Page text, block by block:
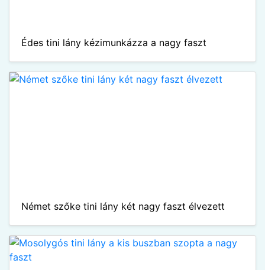
Édes tini lány kézimunkázza a nagy faszt
Német szőke tini lány két nagy faszt élvezett